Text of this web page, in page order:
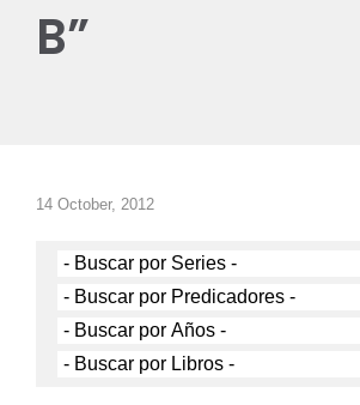
B”
14 October, 2012